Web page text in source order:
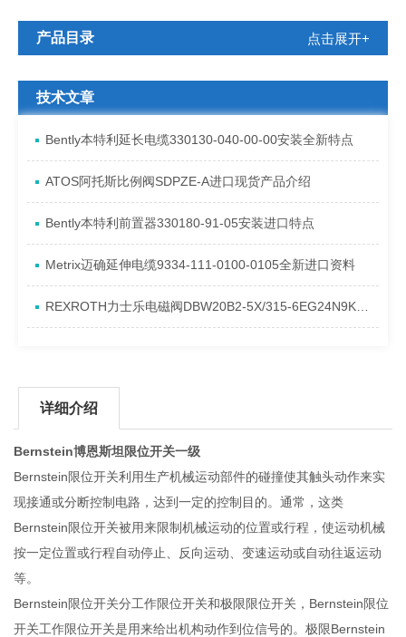
产品目录 点击展开+
技术文章
Bently本特利延长电缆330130-040-00-00安装全新特点
ATOS阿托斯比例阀SDPZE-A进口现货产品介绍
​Bently本特利前置器330180-91-05安装进口特点
Metrix迈确延伸电缆9334-111-0100-0105全新进口资料
REXROTH力士乐电磁阀DBW20B2-5X/315-6EG24N9K4到货进口资料
详细介绍
Bernstein博恩斯坦限位开关一级
Bernstein限位开关利用生产机械运动部件的碰撞使其触头动作来实
现接通或分断控制电路，达到一定的控制目的。通常，这类
Bernstein限位开关被用来限制机械运动的位置或行程，使运动机械
按一定位置或行程自动停止、反向运动、变速运动或自动往返运动
等。
Bernstein限位开关分工作限位开关和极限限位开关，Bernstein限位
开关工作限位开关是用来给出机构动作到位信号的。极限Bernstein